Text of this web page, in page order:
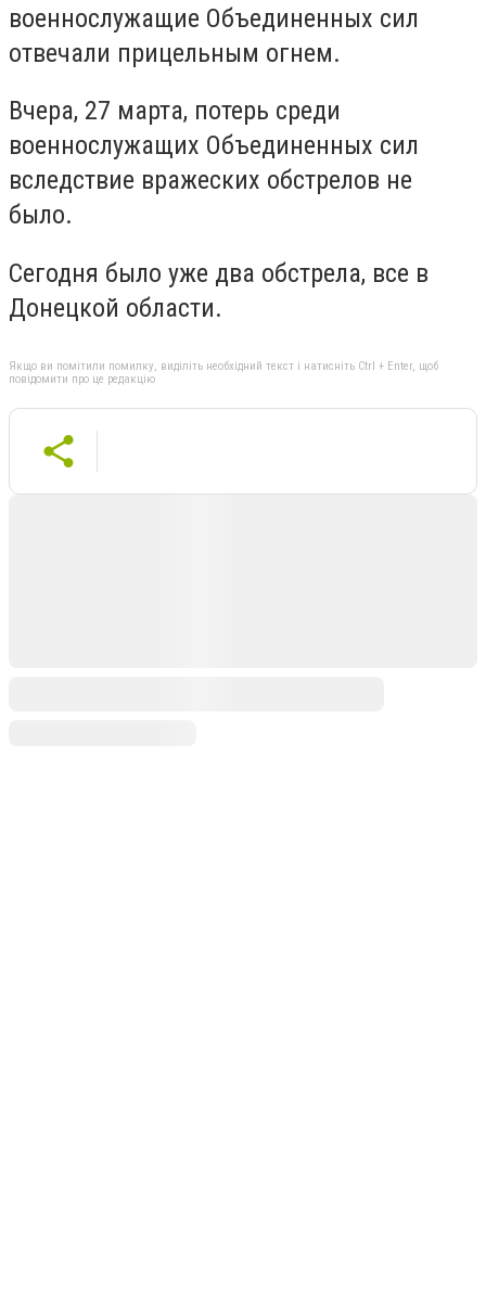
военнослужащие Объединенных сил
отвечали прицельным огнем.
Вчера, 27 марта, потерь среди
военнослужащих Объединенных сил
вследствие вражеских обстрелов не
было.
Сегодня было уже два обстрела, все в
Донецкой области.
Якщо ви помітили помилку, виділіть необхідний текст і натисніть Ctrl + Enter, щоб
повідомити про це редакцію